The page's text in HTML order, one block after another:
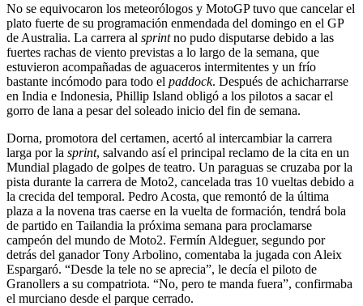
No se equivocaron los meteorólogos y MotoGP tuvo que cancelar el
plato fuerte de su programación enmendada del domingo en el GP
de Australia. La carrera al sprintno pudo disputarse debido a las
fuertes rachas de viento previstas a lo largo de la semana, que
estuvieron acompañadas de aguaceros intermitentes y un frío
bastante incómodo para todo el paddock. Después de achicharrarse
en India e Indonesia, Phillip Island obligó a los pilotos a sacar el
gorro de lana a pesar del soleado inicio del fin de semana.
Dorna, promotora del certamen, acertó al intercambiar la carrera
larga por la sprint, salvando así el principal reclamo de la cita en un
Mundial plagado de golpes de teatro. Un paraguas se cruzaba por la
pista durante la carrera de Moto2, cancelada tras 10 vueltas debido a
la crecida del temporal. Pedro Acosta, que remontó de la última
plaza a la novena tras caerse en la vuelta de formación, tendrá bola
de partido en Tailandia la próxima semana para proclamarse
campeón del mundo de Moto2. Fermín Aldeguer, segundo por
detrás del ganador Tony Arbolino, comentaba la jugada con Aleix
Espargaró. “Desde la tele no se aprecia”, le decía el piloto de
Granollers a su compatriota. “No, pero te manda fuera”, confirmaba
el murciano desde el parque cerrado.